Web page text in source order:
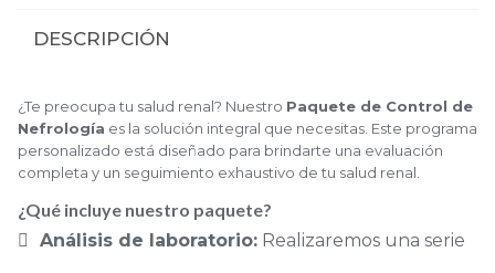
DESCRIPCIÓN
¿Te preocupa tu salud renal? Nuestro Paquete de Control de
Nefrología es la solución integral que necesitas. Este programa
personalizado está diseñado para brindarte una evaluación
completa y un seguimiento exhaustivo de tu salud renal.
¿Qué incluye nuestro paquete?
Análisis de laboratorio: Realizaremos una serie